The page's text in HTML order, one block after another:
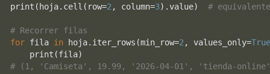
print (hoja.cell(row=2 , column=3).value) #
# Recorrer filas
for fila in hoja.iter_rows(min_row=2 , values_only=
print
# (1, 'Camiseta', 19.99, '2026-04-01', 'tienda-